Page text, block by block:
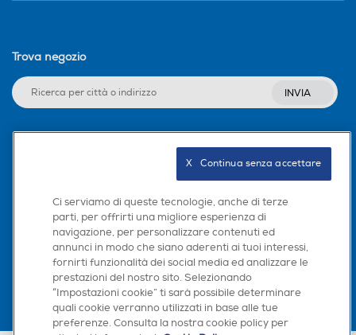
Trova negozio
INVIA
Scarica la nostra app
Ci serviamo di queste tecnologie, anche di terze
parti, per offrirti una migliore esperienza di
navigazione, per personalizzare contenuti ed
annunci in modo che siano aderenti ai tuoi interessi,
fornirti funzionalità dei social media ed analizzare le
prestazioni del nostro sito. Selezionando
“Impostazioni cookie” ti sarà possibile determinare
quali cookie verranno utilizzati in base alle tue
preferenze. Consulta la nostra cookie policy per
X   Continua senza accettare